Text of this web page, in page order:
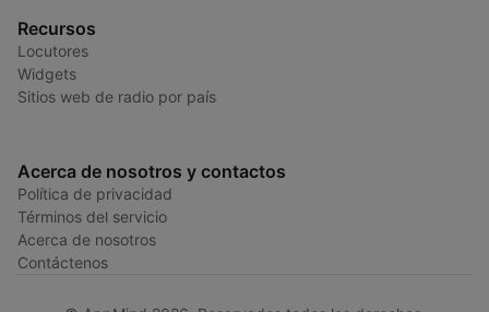
Recursos
Locutores
Widgets
Sitios web de radio por país
Acerca de nosotros y contactos
Política de privacidad
Términos del servicio
Acerca de nosotros
Contáctenos